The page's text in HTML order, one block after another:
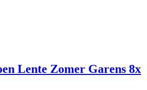
Lente Zomer Garens 8x